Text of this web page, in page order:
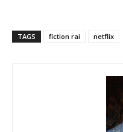
TAGS fiction rai netflix